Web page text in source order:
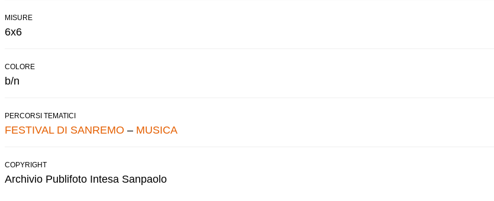
MISURE
6x6
COLORE
b/n
PERCORSI TEMATICI
FESTIVAL DI SANREMO – MUSICA
COPYRIGHT
Archivio Publifoto Intesa Sanpaolo